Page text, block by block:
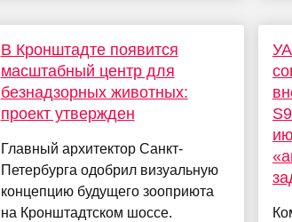
В Кронштадте появится
масштабный центр для
безнадзорных животных:
проект утвержден
Главный архитектор Санкт-
Петербурга одобрил визуальную
концепцию будущего зооприюта
на Кронштадтском шоссе.